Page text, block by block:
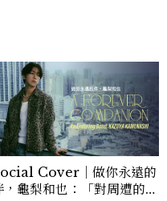
語言。認為好的內容不僅是
溫柔的行動——在每一段訪
裡，留下值得反覆回味的
Cover｜做你永遠的
，龜梨和也：「對周遭的人